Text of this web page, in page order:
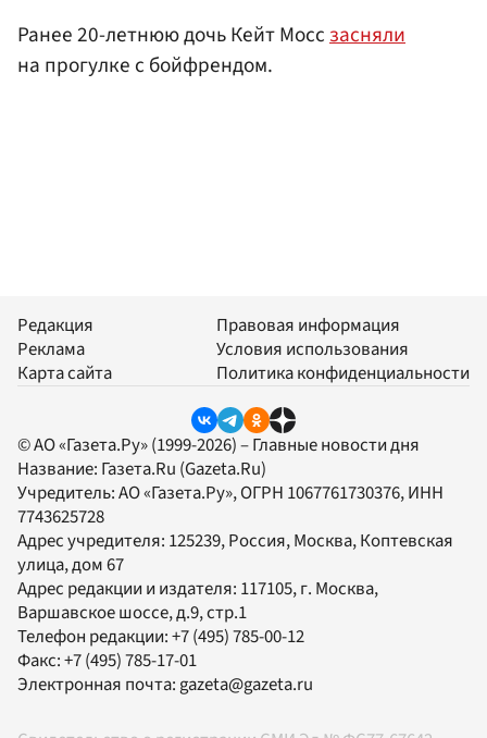
Ранее 20-летнюю дочь Кейт Моссзасняли
на прогулке с бойфрендом.
Редакция
Реклама
Карта сайта
Правовая информация
Условия использования
Политика конфиденциальности
© АО «Газета.Ру» (1999-2026) – Главные новости дня
Название: Газета.Ru (Gazeta.Ru)
Учредитель:АО «Газета.Ру», ОГРН 1067761730376, ИНН
7743625728
Адрес учредителя: 125239, Россия, Москва, Коптевская
улица, дом 67
Адрес редакции и издателя: 117105, г. Москва,
Варшавское шоссе, д.9, стр.1
Телефон редакции:+7 (495) 785-00-12
Факс:+7 (495) 785-17-01
Электронная почта:gazeta@gazeta.ru